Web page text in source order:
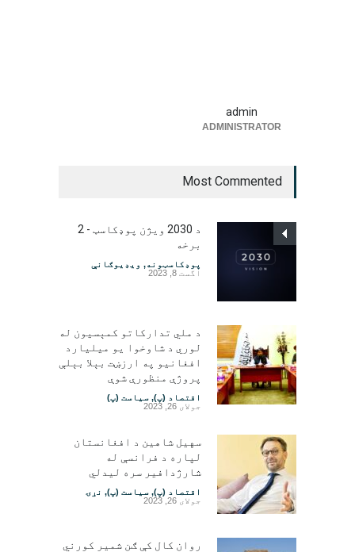
admin
ADMINISTRATOR
Most Commented
د 2030 ویژن پوډکاسټ - 2
برخه
پوډکاسټونه, ویډیوګانې
اگست 8, 2023
د ملي تدارکاتو کمېسیون له
لوري د شاوخوا یو میلیارد
افغانیو په ارزښت بېلا بېلې
پروژې منظورې شوې
اقتصاد (پ), سیاست (پ)
جولای 26, 2023
سهیل شاهین د افغانستان
لپاره د فرانسې له
شارژدافیر سره لیدلي
اقتصاد (پ), سیاست (پ), نړۍ
جولای 26, 2023
روان کال کې ګن شمیر کورني